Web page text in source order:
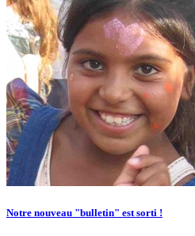
Notre nouveau "bulletin" est sorti !